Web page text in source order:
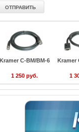
Kramer C-BM/BM-6
1 250 руб.
Kramer
1